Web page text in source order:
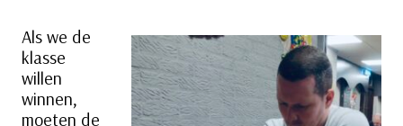
Als we de
klasse
willen
winnen,
moeten de